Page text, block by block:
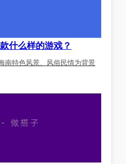
什么样的游戏？
南特色风景、风俗民情为背景